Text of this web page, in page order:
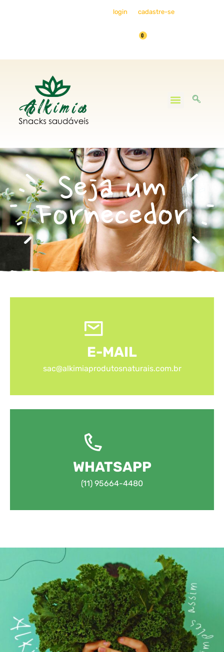
login cadastre-se
0
Seja um
Fornecedor
E-MAIL
sac@alkimiaprodutosnaturais.com.br
WHATSAPP
(11) 95664-4480